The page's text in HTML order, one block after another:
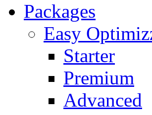
Packages
Easy
Starter
Premium
Advanced